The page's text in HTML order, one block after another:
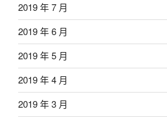
2019 年 7 月
2019 年 6 月
2019 年 5 月
2019 年 4 月
2019 年 3 月